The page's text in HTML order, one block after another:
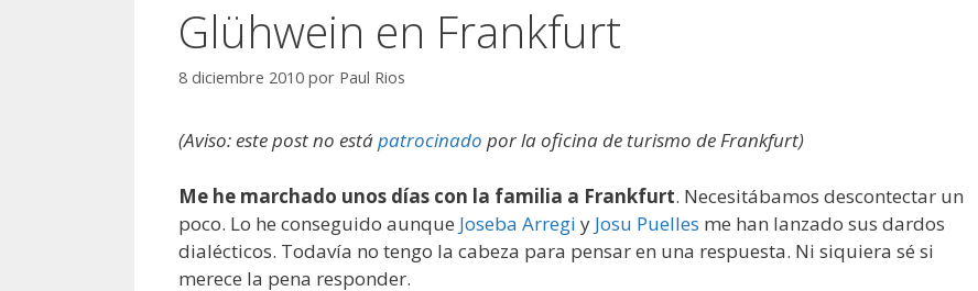
Glühwein en Frankfurt
8 diciembre 2010 por Paul Rios
(Aviso: este post no estápatrocinado por la oficina de turismo de Frankfurt)
Me he marchado unos días con la familia a Frankfurt. Necesitábamos descontectar un
poco. Lo he conseguido aunque Joseba Arregi y Josu Puelles me han lanzado sus dardos
dialécticos. Todavía no tengo la cabeza para pensar en una respuesta. Ni siquiera sé si
merece la pena responder.